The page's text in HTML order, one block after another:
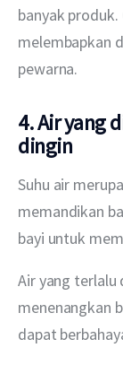
banyak
melembapkan
pewarna.
4. Air yang
dingin
Suhu air
memandikan
bayi untuk
Air yang
menenangkan
dapat